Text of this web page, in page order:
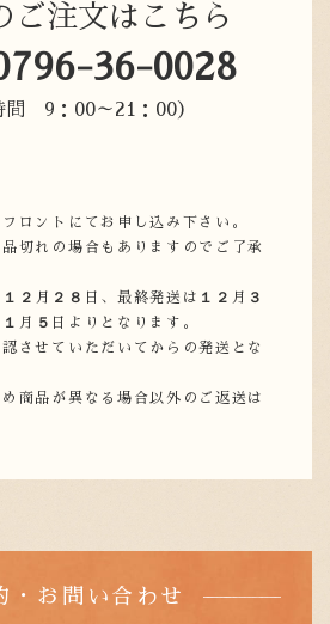
ご注文はこちら
36-0028
間 9：00～21：00）
ロントにてお申し込み下さい。
切れの場合もありますのでご了承
１２ 月 ２８ 日、最終発送は １２ 月
３
１ 月 ５ 日よりとなります。
させていただいてからの発送とな
商品が異なる場合以外のご返送は
・お問い合わせ